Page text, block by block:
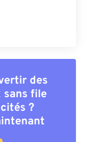
des
sans file
?